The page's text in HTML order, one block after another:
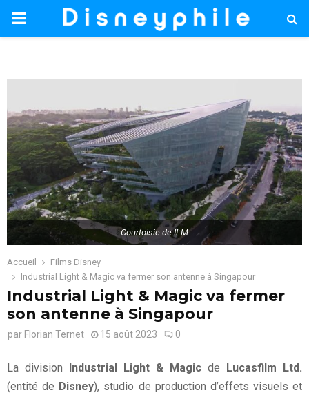
PRIMARY
Courtoisie de ILM
Accueil
Films Disney
Industrial Light & Magic va fermer son antenne à Singapour
Industrial Light & Magic va fermer
son antenne à Singapour
par Florian Ternet 15 août 2023 0
La division Industrial Light & Magic de Lucasfilm Ltd.
(entité de Disney), studio de production d’effets visuels et